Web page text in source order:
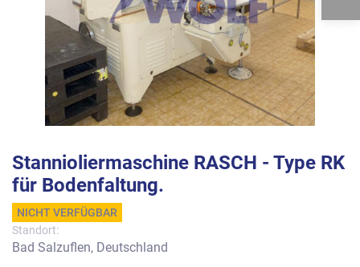
Stannioliermaschine RASCH - Type RK
für Bodenfaltung.
NICHT VERFÜGBAR
Standort:
Bad Salzuflen, Deutschland